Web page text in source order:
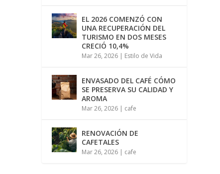
EL 2026 COMENZÓ CON
UNA RECUPERACIÓN DEL
TURISMO EN DOS MESES
CRECIÓ 10,4%
Mar 26, 2026 | Estilo de Vida
ENVASADO DEL CAFÉ CÓMO
SE PRESERVA SU CALIDAD Y
AROMA
Mar 26, 2026 | cafe
RENOVACIÓN DE
CAFETALES
Mar 26, 2026 | cafe